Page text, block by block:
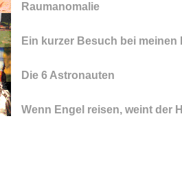
Raumanomalie
Ein kurzer Besuch bei meinen
Die 6 Astronauten
Wenn Engel reisen, weint der